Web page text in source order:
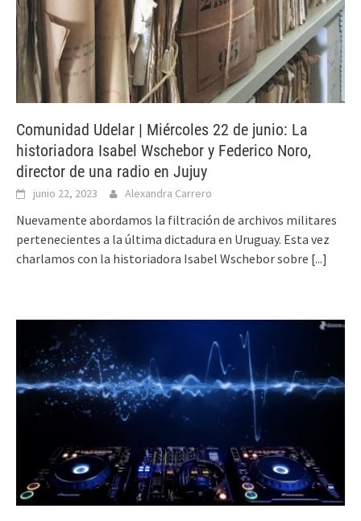
Comunidad Udelar | Miércoles 22 de junio: La
historiadora Isabel Wschebor y Federico Noro,
director de una radio en Jujuy
junio 22, 2023 Alexandra Carrero
Nuevamente abordamos la filtración de archivos militares
pertenecientes a la última dictadura en Uruguay. Esta vez
charlamos con la historiadora Isabel Wschebor sobre [...]